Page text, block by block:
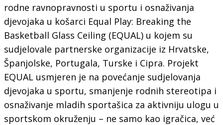
rodne ravnopravnosti u sportu i osnaživanja
djevojaka u košarci Equal Play: Breaking the
Basketball Glass Ceiling (EQUAL) u kojem su
sudjelovale partnerske organizacije iz Hrvatske,
Španjolske, Portugala, Turske i Cipra. Projekt
EQUAL usmjeren je na povećanje sudjelovanja
djevojaka u sportu, smanjenje rodnih stereotipa i
osnaživanje mladih sportašica za aktivniju ulogu u
sportskom okruženju – ne samo kao igračica, već